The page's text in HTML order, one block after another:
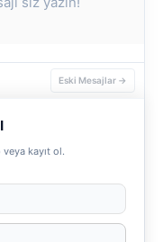
Eski Mesajlar →
kayıt ol.